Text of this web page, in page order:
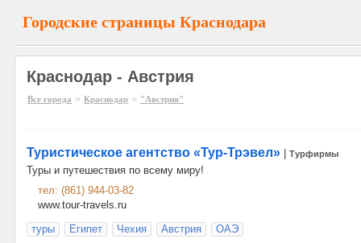
Городские страницы Краснодара
Краснодар - Австрия
Все города » Краснодар » "Австрия"
Туристическое агентство «Тур-Трэвел» Турфирмы
Туры и путешествия по всему миру!
тел: (861) 944-03-82
www.tour-travels.ru
туры
Египет Чехия Австрия ОАЭ